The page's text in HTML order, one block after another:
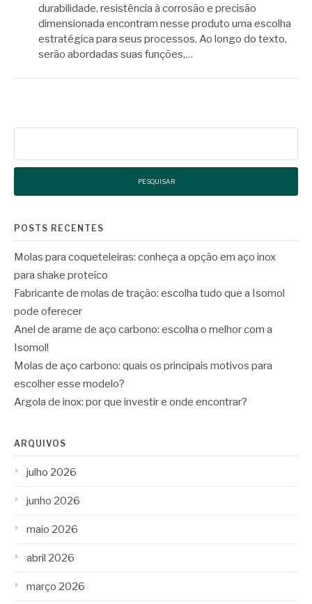
durabilidade, resistência à corrosão e precisão
dimensionada encontram nesse produto uma escolha
estratégica para seus processos. Ao longo do texto,
serão abordadas suas funções,…
POSTS RECENTES
Molas para coqueteleiras: conheça a opção em aço inox
para shake proteíco
Fabricante de molas de tração: escolha tudo que a Isomol
pode oferecer
Anel de arame de aço carbono: escolha o melhor com a
Isomol!
Molas de aço carbono: quais os principais motivos para
escolher esse modelo?
Argola de inox: por que investir e onde encontrar?
ARQUIVOS
julho 2026
junho 2026
maio 2026
abril 2026
março 2026